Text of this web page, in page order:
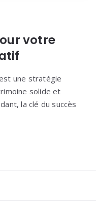
votre
une stratégie
solide et
la clé du succès